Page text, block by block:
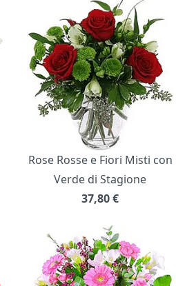
Rose Rosse e Fiori Misti con
Verde di Stagione
37,80€